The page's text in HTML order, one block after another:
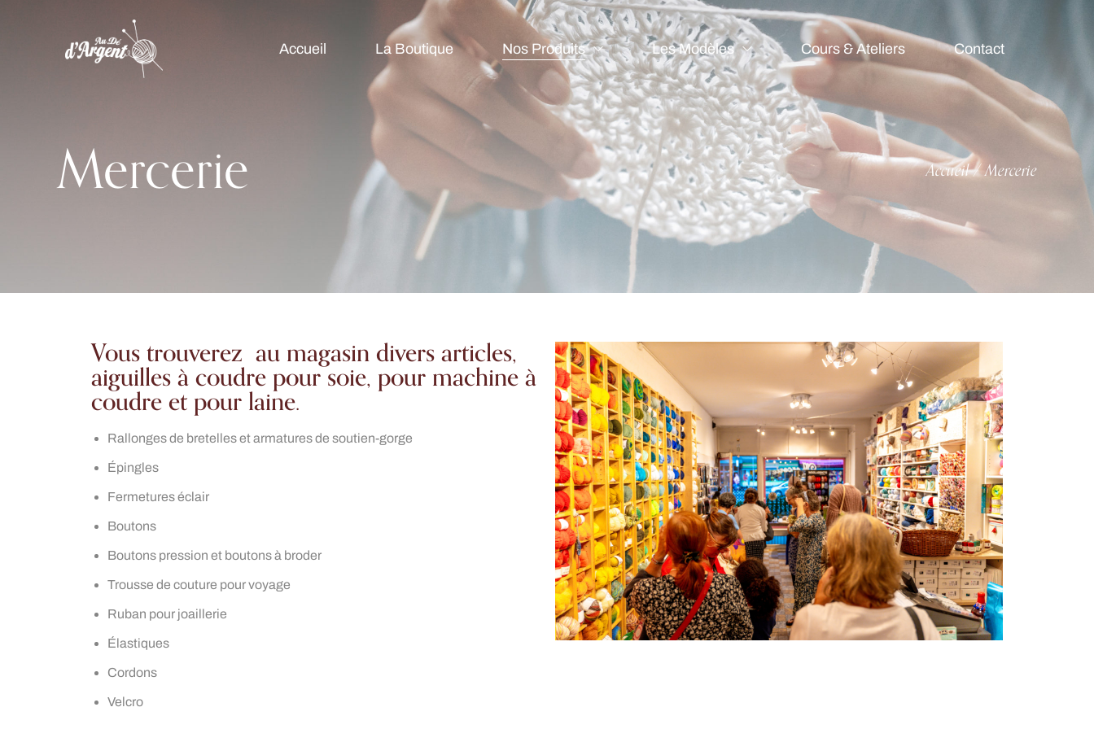
Accueil La Boutique Nos Produits Les Modèles Cours & Ateliers Contact
Mercerie Accueil/Mercerie
Vous trouverez au magasin divers articles,
aiguilles à coudre pour soie, pour machine à
coudre et pour laine.
Rallonges de bretelles et armatures de soutien-gorge
Épingles
Fermetures éclair
Boutons
Boutons pression et boutonsà broder
Trousse de couture pour voyage
Ruban pour joaillerie
Élastiques
Cordons
Velcro